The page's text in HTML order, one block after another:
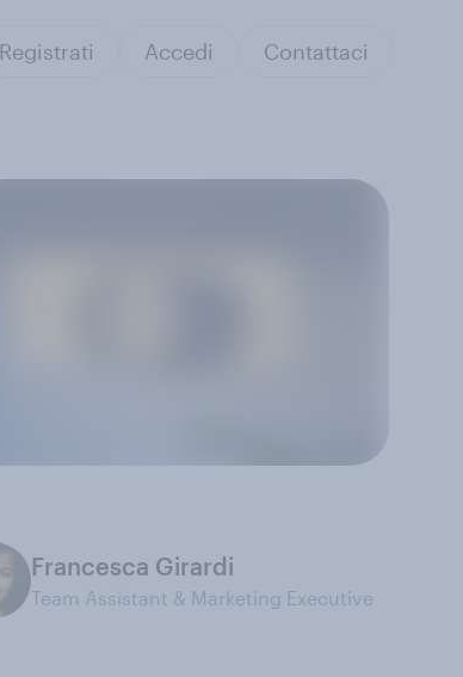
Registrati Accedi Contattaci
Francesca Girardi
Team Assistant & Marketing Executive